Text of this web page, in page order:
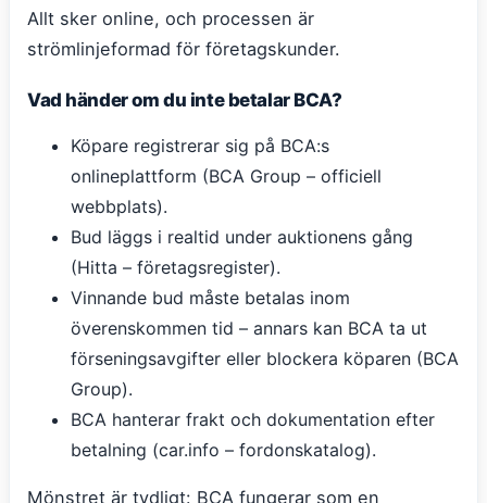
Allt sker online, och processen är
strömlinjeformad för företagskunder.
Vad händer om du inte betalar BCA?
Köpare registrerar sig på BCA:s
onlineplattform (BCA Group – officiell
webbplats).
Bud läggs i realtid under auktionens gång
(Hitta – företagsregister).
Vinnande bud måste betalas inom
överenskommen tid – annars kan BCA ta ut
förseningsavgifter eller blockera köparen (BCA
Group).
BCA hanterar frakt och dokumentation efter
betalning (car.info – fordonskatalog).
Mönstret är tydligt: BCA fungerar som en